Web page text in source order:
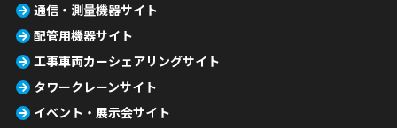
通信・測量機器サイト
配管用機器サイト
工事車両カーシェアリングサイト
タワークレーンサイト
イベント・展示会サイト